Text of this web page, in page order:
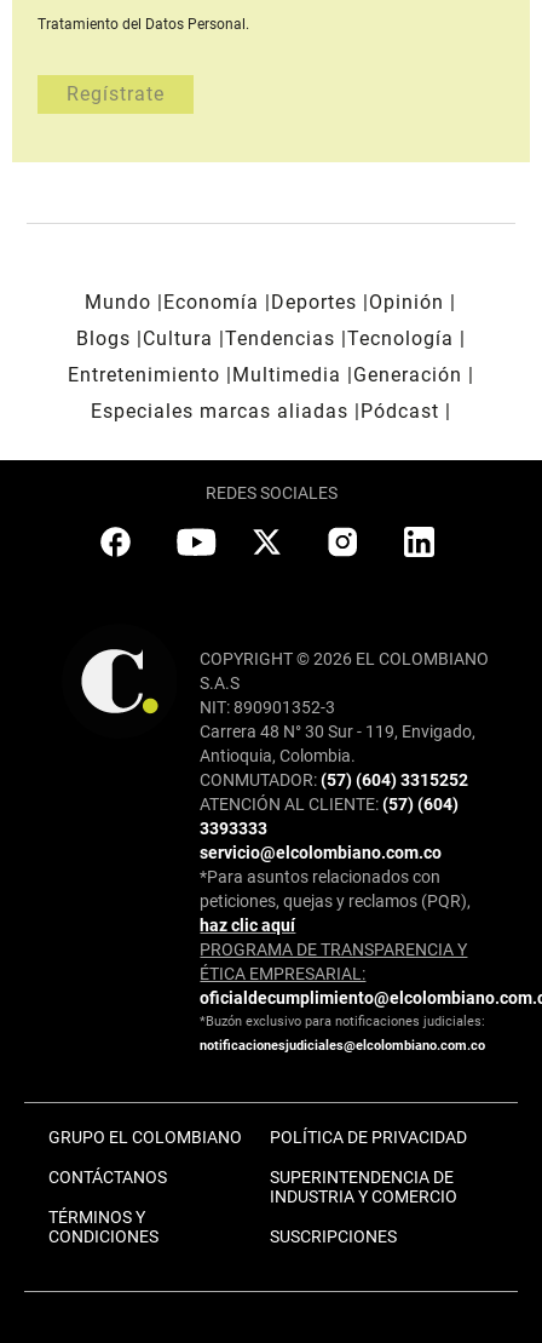
Tratamiento del Datos Personal.
Mundo Economía Deportes
Opinión
Blogs
Cultura Tendencias Tecnología
Entretenimiento
Multimedia
Generación
Especiales marcas aliadas
Pódcast
REDES SOCIALES
COPYRIGHT © 2026 EL COLOMBIANO
S.A.S
NIT: 890901352-3
Carrera 48 N° 30 Sur - 119, Envigado,
Antioquia, Colombia.
CONMUTADOR:(57) (604) 3315252
ATENCIÓN AL CLIENTE:(57) (604)
3393333
servicio@elcolombiano.com.co
*Para asuntos relacionados con
peticiones, quejas y reclamos (PQR),
haz clic aquí
PROGRAMA DE TRANSPARENCIA Y
ÉTICA EMPRESARIAL:
*Buzón exclusivo para notificaciones judiciales:
notificacionesjudiciales@elcolombiano.com.co
GRUPO EL COLOMBIANO
CONTÁCTANOS
TÉRMINOS Y
CONDICIONES
POLÍTICA DE PRIVACIDAD
SUPERINTENDENCIA DE
INDUSTRIA Y COMERCIO
SUSCRIPCIONES